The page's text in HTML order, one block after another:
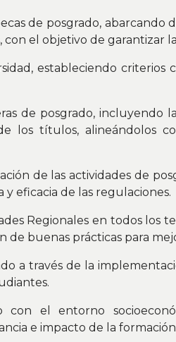
de posgrado,
el objetivo de garantizar
estableciendo
de posgrado,
los títulos, alineándolos
de las actividades de
eficacia de las regulaciones.
Regionales en todos los
buenas prácticas para
a través de la
el entorno
e impacto de la